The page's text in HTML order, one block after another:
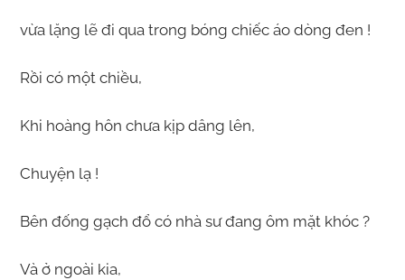
vừa lặng lẽ đi qua trong bóng chiếc áo dòng đen !
Rồi có một chiều,
Khi hoàng hôn chưa kịp dâng lên,
Chuyện lạ !
Bên đống gạch đổ có nhà sư đang ôm mặt khóc ?
Và ở ngoài kia,